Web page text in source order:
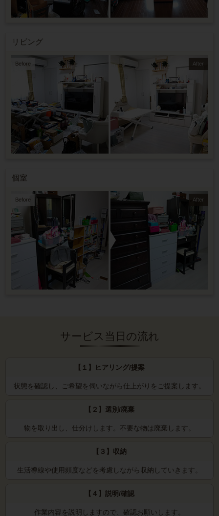
リビング
Before After
個室
Before After
サービス当日の流れ
【１】ヒアリング/提案
状態を確認し、ご希望を伺いながら仕上がりをご提案します。
【２】選別/廃棄
物を取り出し、仕分けします。 不要な物は廃棄します。
【３】収納
生活導線や使用頻度などを考慮しながら収納していきます。
【４】説明/確認
作業内容を説明しますので、 確認お願いします。